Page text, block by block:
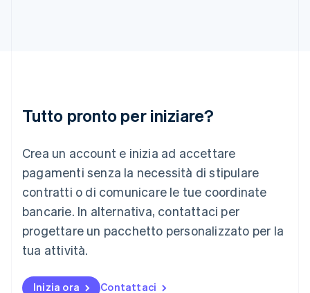
Tutto pronto per iniziare?
Crea un account e inizia ad accettare
pagamenti senza la necessità di stipulare
contratti o di comunicare le tue coordinate
bancarie. In alternativa, contattaci per
progettare un pacchetto personalizzato per la
tua attività.
Inizia ora Contattaci
Lituania
Lussemburgo
Deutsch English
Malaysia
English 简体中文
Malta
Messico
EspañolEnglish
English